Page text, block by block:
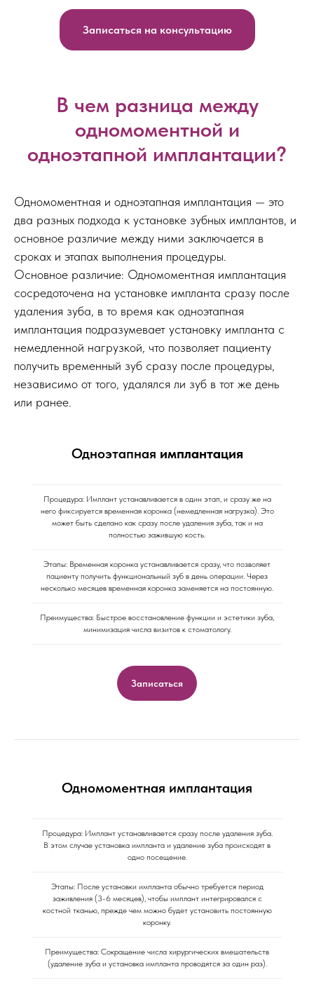
Записаться на консультацию
В чем разница между
одномоментной и
одноэтапной имплантации?
Одномоментная и одноэтапная имплантация — это
два разных подхода к установке зубных имплантов, и
основное различие между ними заключается в
сроках и этапах выполнения процедуры.
Основное различие: Одномоментная имплантация
сосредоточена на установке импланта сразу после
удаления зуба, в то время как одноэтапная
имплантация подразумевает установку импланта с
немедленной нагрузкой, что позволяет пациенту
получить временный зуб сразу после процедуры,
независимо от того, удалялся ли зуб в тот же день
или ранее.
Одноэтапная имплантация
Процедура: Имплант устанавливается в один этап, и сразу же на
него фиксируется временная коронка (немедленная нагрузка). Это
может быть сделано как сразу после удаления зуба, так и на
полностью зажившую кость.
Этапы: Временная коронка устанавливается сразу, что позволяет
пациенту получить функциональный зуб в день операции. Через
несколько месяцев временная коронка заменяется на постоянную.
Преимущества: Быстрое восстановление функции и эстетики зуба,
минимизация числа визитов к стоматологу.
Записаться
Одномоментная имплантация
Процедура: Имплант устанавливается сразу после удаления зуба.
В этом случае установка импланта и удаление зуба происходят в
одно посещение.
Этапы: После установки импланта обычно требуется период
заживления (3-6 месяцев), чтобы имплант интегрировался с
костной тканью, прежде чем можно будет установить постоянную
коронку.
Преимущества: Сокращение числа хирургических вмешательств
(удаление зуба и установка импланта проводятся за один раз).